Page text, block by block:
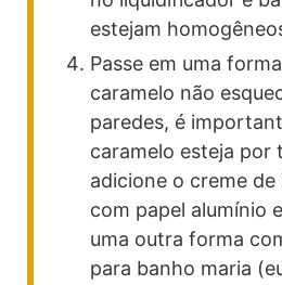
estejam
Passe em uma
caramelo não
paredes, é
caramelo esteja por
adicione o creme
com papel alumínio
uma outra forma
para banho maria